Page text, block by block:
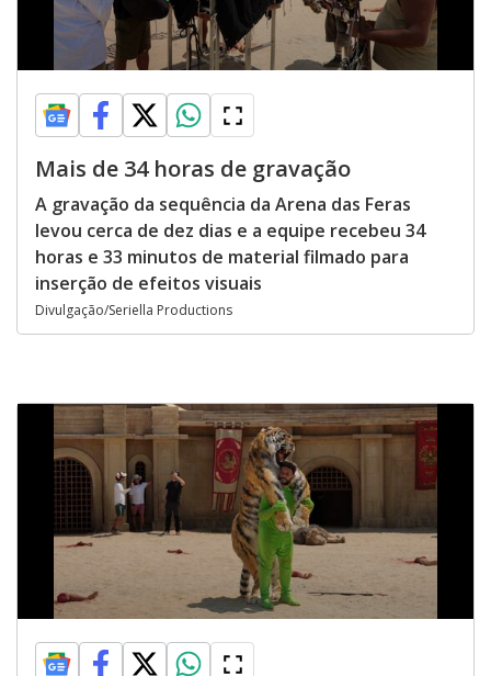
Mais de 34 horas de gravação
A gravação da sequência da Arena das Feras
levou cerca de dez dias e a equipe recebeu 34
horas e 33 minutos de material filmado para
inserção de efeitos visuais
Divulgação/Seriella Productions